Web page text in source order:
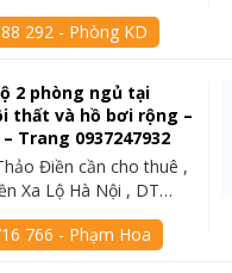
292 - Phòng KD
2 phòng ngủ tại
thất và hồ bơi rộng –
Trang 0937247932
Điền cần cho thuê ,
Xa Lộ Hà Nội , DT…
766 - Phạm Hoa